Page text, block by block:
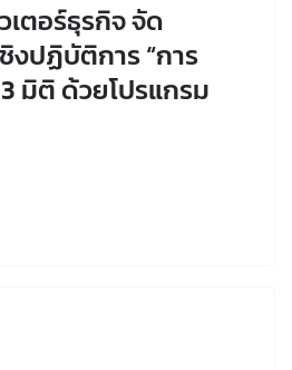
ตอร์ธุรกิจ จัด
งปฏิบัติการ “การ
มิติ ด้วยโปรแกรม